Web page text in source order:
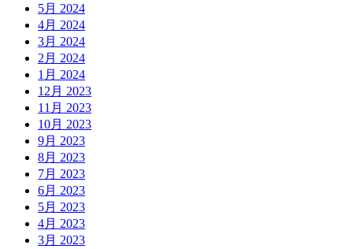
5月 2024
4月 2024
3月 2024
2月 2024
1月 2024
12月 2023
11月 2023
10月 2023
9月 2023
8月 2023
7月 2023
6月 2023
5月 2023
4月 2023
3月 2023